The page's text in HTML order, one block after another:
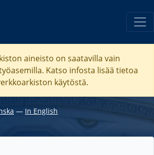
aineisto on saatavilla vain
Katso infosta lisää tietoa
käytöstä.
― In English